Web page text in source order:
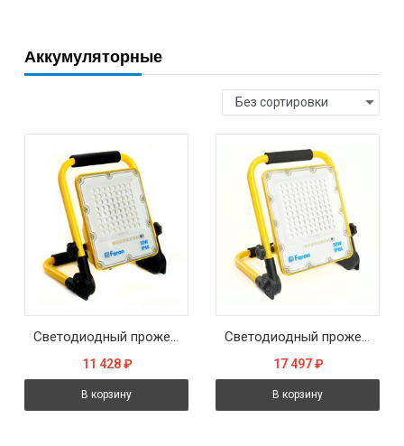
Аккумуляторные
Без сортировки
Светодиодный прожектор Feron LL-950 переносной с зарядным устройством IP66 30W 6400K
11 428₽
В корзину
Светодиодный прожектор Feron LL-951 переносной с зарядным устройством IP66 50W 6400K
17 497₽
В корзину